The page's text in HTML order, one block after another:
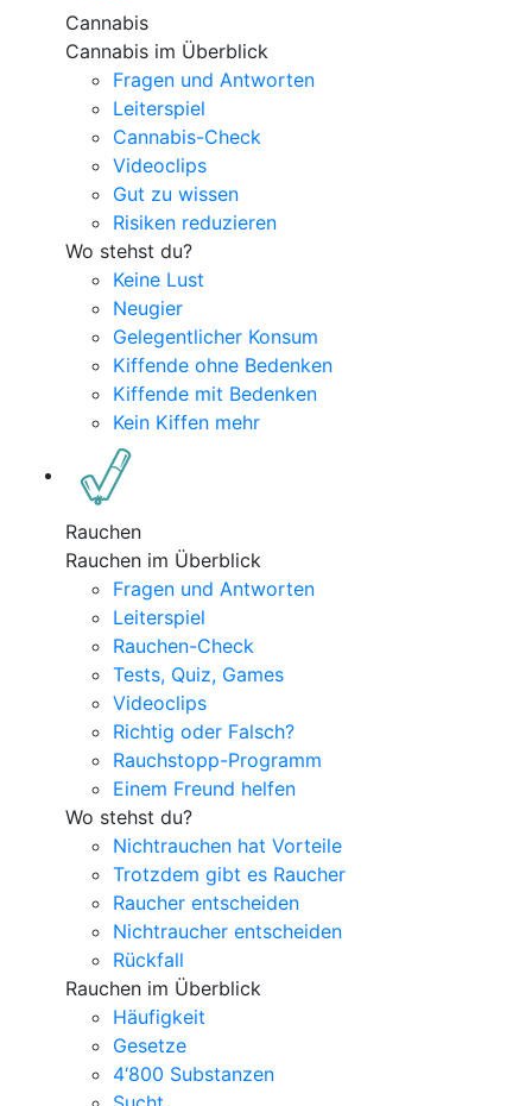
Cannabis
Cannabis im Überblick
Fragen und Antworten
Leiterspiel
Cannabis-Check
Videoclips
Gut zu wissen
Risiken reduzieren
Wo stehst du?
Keine Lust
Neugier
Gelegentlicher Konsum
Kiffende ohne Bedenken
Kiffende mit Bedenken
Kein Kiffen mehr
Rauchen
Rauchen im Überblick
Fragen und Antworten
Leiterspiel
Rauchen-Check
Tests, Quiz, Games
Videoclips
Richtig oder Falsch?
Rauchstopp-Programm
Einem Freund helfen
Wo stehst du?
Nichtrauchen hat Vorteile
Trotzdem gibt es Raucher
Raucher entscheiden
Nichtraucher entscheiden
Rückfall
Rauchen im Überblick
Häufigkeit
Gesetze
4‘800 Substanzen